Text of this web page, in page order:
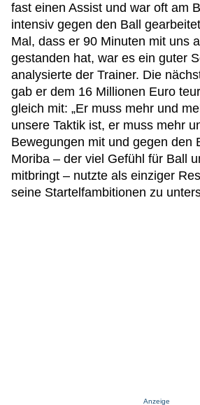
fast einen Assist und war oft am
intensiv gegen den Ball
Mal, dass er 90 Minuten mit uns
gestanden hat, war es ein guter
analysierte der Trainer. Die
gab er dem 16 Millionen Euro
gleich mit: „Er muss mehr und
unsere Taktik ist, er muss mehr
Bewegungen mit und gegen den
Moriba – der viel Gefühl für Ball
mitbringt – nutzte als einziger
seine Startelfambitionen zu
Anzeige